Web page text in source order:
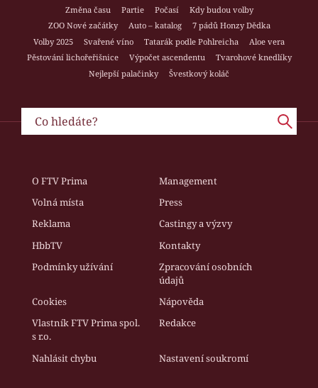
Změna času
Partie Počasí
Kdy budou volby
ZOO Nové začátky
Auto – katalog
7 pádů Honzy Dědka
Volby 2025
Svařené víno Tatarák podle Pohlreicha
Aloe vera
Pěstování lichořeřišnice
Výpočet ascendentu
Tvarohové knedlíky
Nejlepší palačinky
Švestkový koláč
O FTV Prima
Management
Volná místa
Press
Reklama
Castingy a výzvy
HbbTV
Kontakty
Podmínky užívání
Zpracování osobních
údajů
Cookies
Nápověda
Vlastník FTV Prima spol.
s r.o.
Redakce
Nahlásit chybu Nastavení soukromí